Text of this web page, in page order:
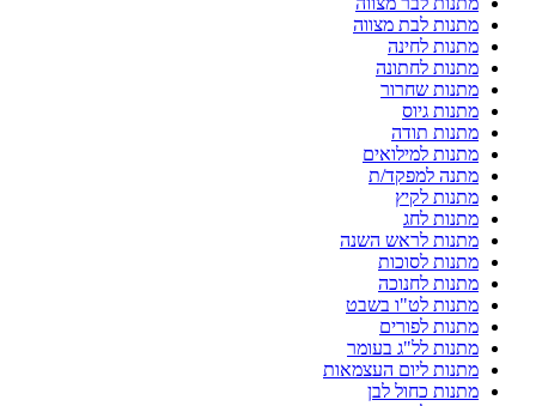
מתנות לבת מצווה
מתנות לחינה
מתנות לחתונה
מתנות שחרור
מתנות גיוס
מתנות תודה
מתנות למילואים
מתנה למפקד/ת
מתנות לקיץ
מתנות לחג
מתנות לראש השנה
מתנות לסוכות
מתנות לחנוכה
מתנות לט"ו בשבט
מתנות לפורים
מתנות לל"ג בעומר
מתנות ליום העצמאות
מתנות כחול לבן